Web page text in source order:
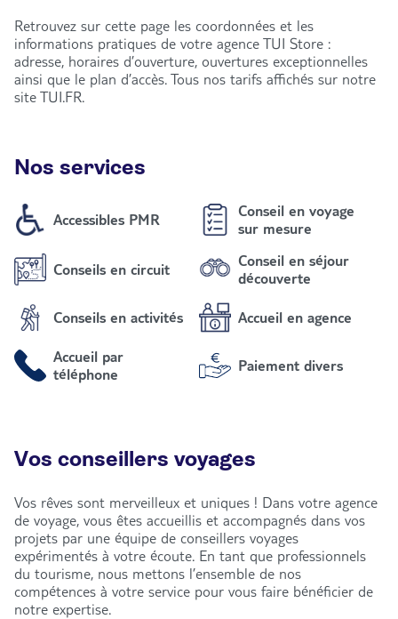
Retrouvez sur cette page les coordonnées et les
informations pratiques de votre agence TUI Store :
adresse, horaires d’ouverture, ouvertures exceptionnelles
ainsi que le plan d’accès. Tous nos tarifs affichés sur notre
site TUI.FR.
Nos services
Accessibles PMR
Conseil en voyage
sur mesure
Conseils en circuit
Conseil en séjour
découverte
Conseils en activités Accueil en agence
Accueil par
téléphone
Paiement divers
Vos conseillers voyages
Vos rêves sont merveilleux et uniques ! Dans votre agence
de voyage, vous êtes accueillis et accompagnés dans vos
projets par une équipe de conseillers voyages
expérimentés à votre écoute. En tant que professionnels
du tourisme, nous mettons l’ensemble de nos
compétences à votre service pour vous faire bénéficier de
notre expertise.